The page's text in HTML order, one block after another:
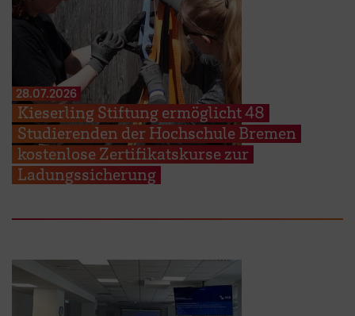
28.07.2026
Kieserling Stiftung ermöglicht 48
Studierenden der Hochschule Bremen
kostenlose Zertifikatskurse zur
Ladungssicherung